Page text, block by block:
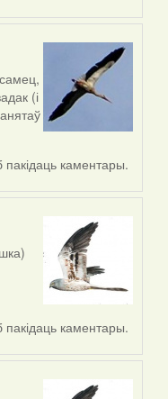
(і
пакідаць каментары.
пакідаць каментары.